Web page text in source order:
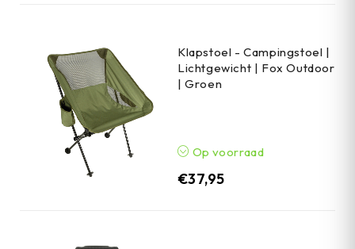
Klapstoel - Campingstoel |
Lichtgewicht | Fox Outdoor
| Groen
Op voorraad
€37,95